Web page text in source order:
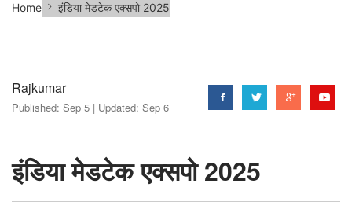
मेडटेक
Home इंडिया मेडटेक एक्सपो 2025
Rajkumar
Published: Sep 5 | Updated: Sep 6
इंडिया मेडटेक एक्सपो 2025